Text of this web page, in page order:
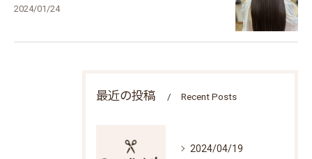
2024/01/24
最近の投稿 Recent Posts
2024/04/19